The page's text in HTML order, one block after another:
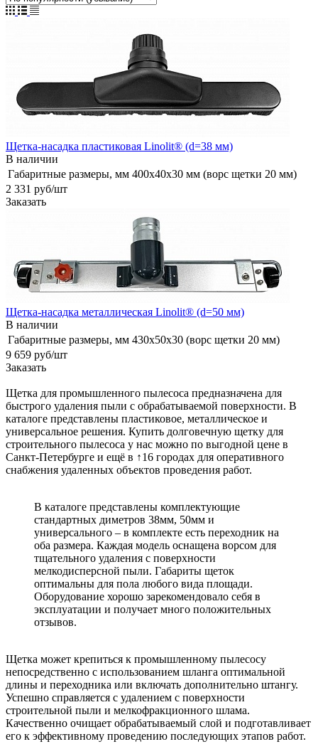
Щетка-насадка пластиковая Linolit® (d=38 мм)
В наличии
Габаритные размеры, мм 400х40х30 мм (ворс щетки 20 мм)
2 331 руб/шт
Заказать
Щетка-насадка металлическая Linolit® (d=50 мм)
В наличии
Габаритные размеры, мм 430х50х30 (ворс щетки 20 мм)
9 659 руб/шт
Заказать
Щетка для промышленного пылесоса предназначена для
быстрого удаления пыли с обрабатываемой поверхности. В
каталоге представлены пластиковое, металлическое и
универсальное решения. Купить долговечную щетку для
строительного пылесоса у нас можно по выгодной цене в
Санкт-Петербурге и ещё в ↑16 городах для оперативного
снабжения удаленных объектов проведения работ.
В каталоге представлены комплектующие
стандартных диметров 38мм, 50мм и
универсального – в комплекте есть переходник на
оба размера. Каждая модель оснащена ворсом для
тщательного удаления с поверхности
мелкодисперсной пыли. Габариты щеток
оптимальны для пола любого вида площади.
Оборудование хорошо зарекомендовало себя в
эксплуатации и получает много положительных
отзывов.
Щетка может крепиться к промышленному пылесосу
непосредственно с использованием шланга оптимальной
длины и переходника или включать дополнительно штангу.
Успешно справляется с удалением с поверхности
строительной пыли и мелкофракционного шлама.
Качественно очищает обрабатываемый слой и подготавливает
его к эффективному проведению последующих этапов работ.